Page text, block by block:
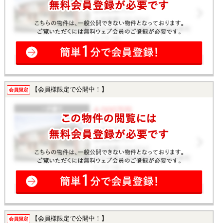
会員限定 【会員様限定で公開中！】
会員限定 【会員様限定で公開中！】